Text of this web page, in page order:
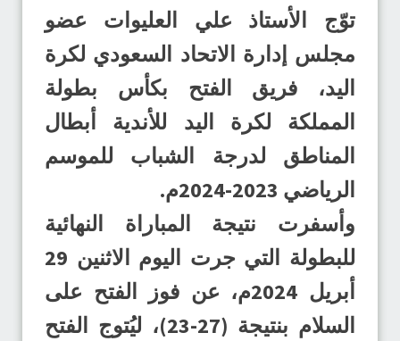
توّج الأستاذ علي العليوات عضو
مجلس إدارة الاتحاد السعودي لكرة
اليد، فريق الفتح بكأس بطولة
المملكة لكرة اليد للأندية أبطال
المناطق لدرجة الشباب للموسم
الرياضي 2023-2024م.
وأسفرت نتيجة المباراة النهائية
للبطولة التي جرت اليوم الاثنين 29
أبريل 2024م، عن فوز الفتح على
السلام بنتيجة (27-23)، ليُتوج الفتح